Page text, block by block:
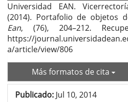
Universidad EAN.
(2014). Portafolio de objetos
Ean, (76), 204–212.
https://
a/article/view/806
Más formatos de cita
Publicado: Jul 10, 2014